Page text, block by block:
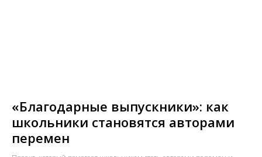
«Благодарные выпускники»: как
школьники становятся авторами
перемен